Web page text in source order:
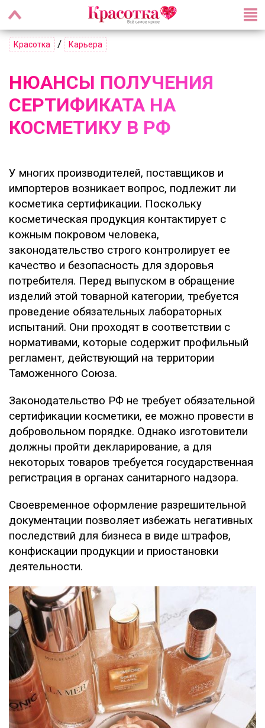
Красотка / Карьера
НЮАНСЫ ПОЛУЧЕНИЯ
СЕРТИФИКАТА НА
КОСМЕТИКУ В РФ
У многих производителей, поставщиков и
импортеров возникает вопрос, подлежит ли
косметика сертификации. Поскольку
косметическая продукция контактирует с
кожным покровом человека,
законодательство строго контролирует ее
качество и безопасность для здоровья
потребителя. Перед выпуском в обращение
изделий этой товарной категории, требуется
проведение обязательных лабораторных
испытаний. Они проходят в соответствии с
нормативами, которые содержит профильный
регламент, действующий на территории
Таможенного Союза.
Законодательство РФ не требует обязательной
сертификации косметики, ее можно провести в
добровольном порядке. Однако изготовители
должны пройти декларирование, а для
некоторых товаров требуется государственная
регистрация в органах санитарного надзора.
Своевременное оформление разрешительной
документации позволяет избежать негативных
последствий для бизнеса в виде штрафов,
конфискации продукции и приостановки
деятельности.